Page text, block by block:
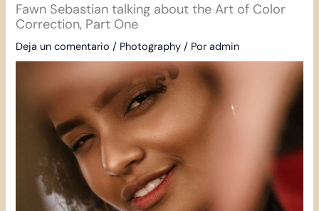
Fawn Sebastian talking about the Art of Color
Correction, Part One
Deja un comentario / Photography / Poradmin